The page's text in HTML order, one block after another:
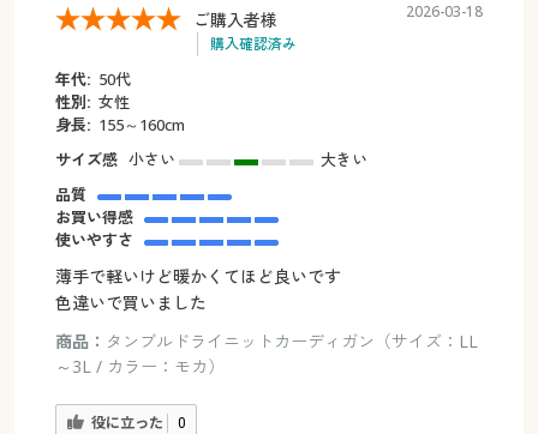
ご購入者様
購入確認済み
2026-03-18
年代: 50代
性別: 女性
身長: 155～160cm
サイズ感 小さい
大きい
品質
お買い得感
使いやすさ
薄手で軽いけど暖かくてほど良いです
色違いで買いました
商品： タンブルドライニットカーディガン（サイズ：LL
～3L / カラー：モカ）
役に立った 0